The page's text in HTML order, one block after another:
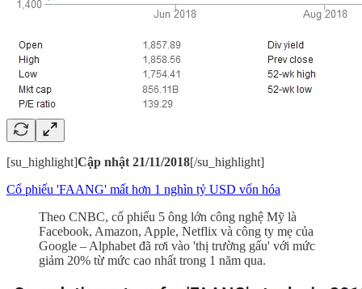
[su_highlight]Cập nhật 21/11/2018[/su_highlight]
Cổ phiếu 'FAANG' mất hơn 1 nghìn tỷ USD vốn hóa
Theo CNBC, cổ phiếu 5 ông lớn công nghệ Mỹ là
Facebook, Amazon, Apple, Netflix và công ty mẹ của
Google – Alphabet đã rơi vào 'thị trường gấu' với mức
giảm 20% từ mức cao nhất trong 1 năm qua.